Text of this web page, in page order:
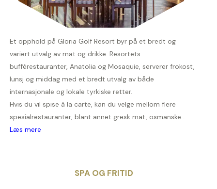
Et opphold på Gloria Golf Resort byr på et bredt og
variert utvalg av mat og drikke. Resortets
bufférestauranter, Anatolia og Mosaquie, serverer frokost,
lunsj og middag med et bredt utvalg av både
internasjonale og lokale tyrkiske retter.
Hvis du vil spise à la carte, kan du velge mellom flere
spesialrestauranter, blant annet gresk mat, osmanske...
Læs mere
SPA OG FRITID